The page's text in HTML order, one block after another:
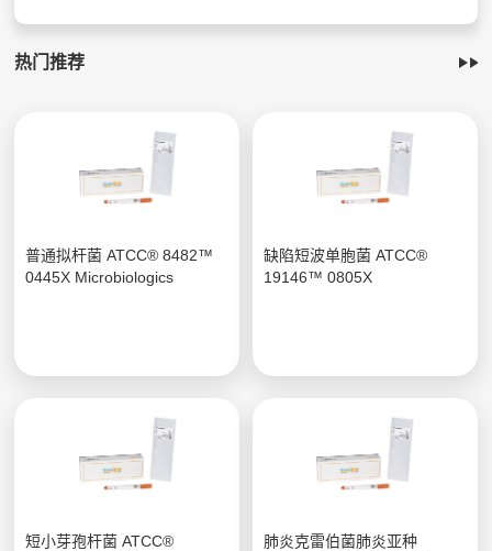
热门推荐
普通拟杆菌 ATCC® 8482™
0445X Microbiologics
缺陷短波单胞菌 ATCC®
19146™ 0805X
短小芽孢杆菌 ATCC®
肺炎克雷伯菌肺炎亚种